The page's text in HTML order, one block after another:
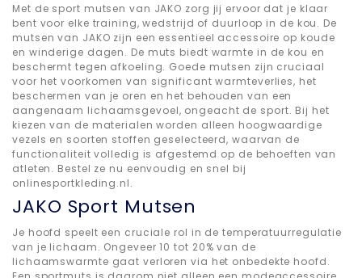
Met de sport mutsen van JAKO zorg jij ervoor dat je klaar
bent voor elke training, wedstrijd of duurloop in de kou. De
mutsen van JAKO zijn een essentieel accessoire op koude
en winderige dagen. De muts biedt warmte in de kou en
beschermt tegen afkoeling. Goede mutsen zijn cruciaal
voor het voorkomen van significant warmteverlies, het
beschermen van je oren en het behouden van een
aangenaam lichaamsgevoel, ongeacht de sport. Bij het
kiezen van de materialen worden alleen hoogwaardige
vezels en soorten stoffen geselecteerd, waarvan de
functionaliteit volledig is afgestemd op de behoeften van
atleten. Bestel ze nu eenvoudig en snel bij
onlinesportkleding.nl.
JAKO Sport Mutsen
Je hoofd speelt een cruciale rol in de temperatuurregulatie
van je lichaam. Ongeveer 10 tot 20% van de
lichaamswarmte gaat verloren via het onbedekte hoofd.